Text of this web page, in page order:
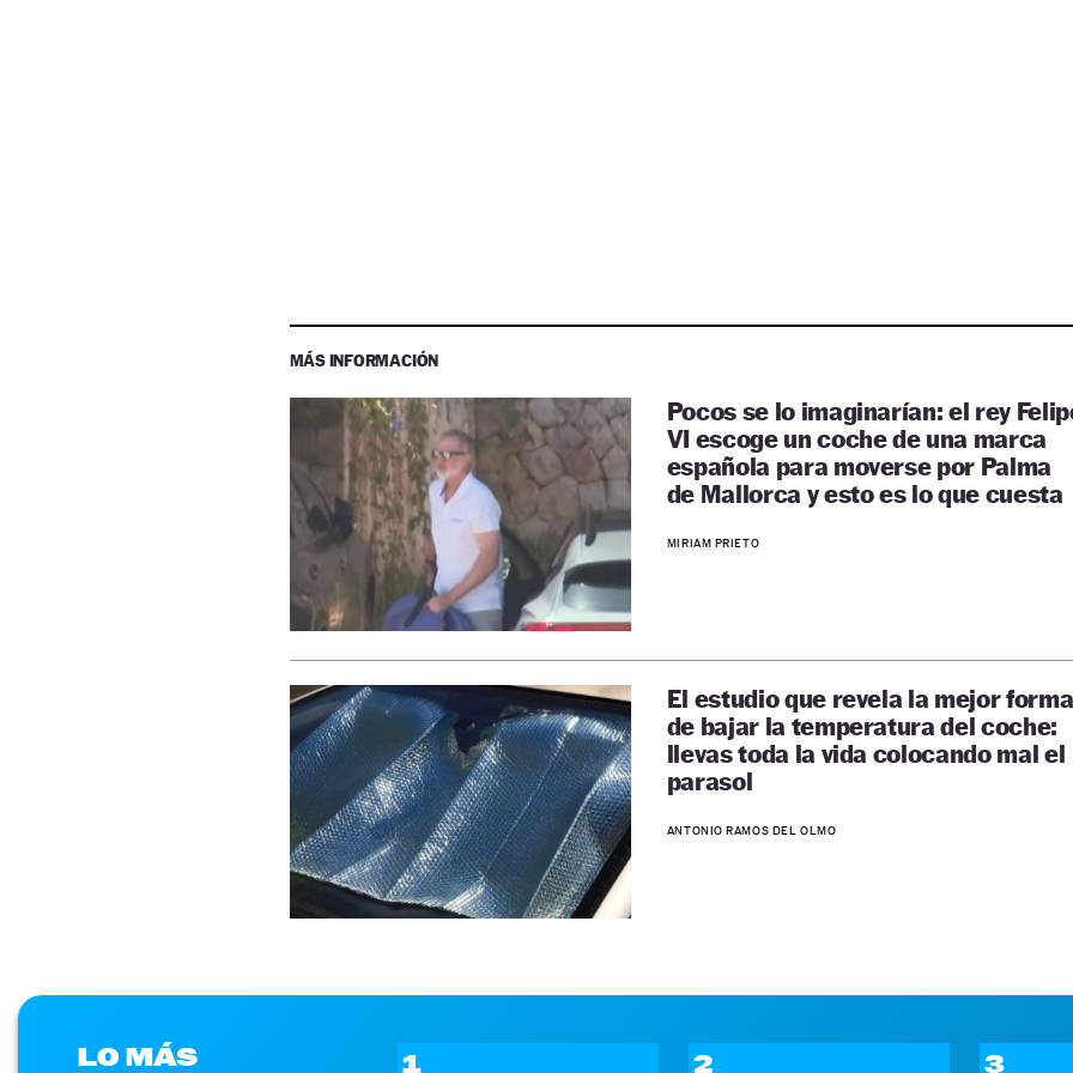
MÁS INFORMACIÓN
Pocos se lo imaginarían: el rey
VI escoge un coche de una marca
española para moverse por Palma
de Mallorca y esto es lo que cuesta
MIRIAM PRIETO
El estudio que revela la mejor forma
de bajar la temperatura del coche:
llevas toda la vida colocando mal el
parasol
ANTONIO RAMOS DEL OLMO
LO MÁS
1 2 3